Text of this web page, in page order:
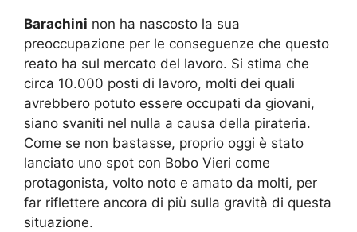
Barachini non ha nascosto la sua
preoccupazione per le conseguenze che questo
reato ha sul mercato del lavoro. Si stima che
circa 10.000 posti di lavoro, molti dei quali
avrebbero potuto essere occupati da giovani,
siano svaniti nel nulla a causa della pirateria.
Come se non bastasse, proprio oggi è stato
lanciato uno spot con Bobo Vieri come
protagonista, volto noto e amato da molti, per
far riflettere ancora di più sulla gravità di questa
situazione.